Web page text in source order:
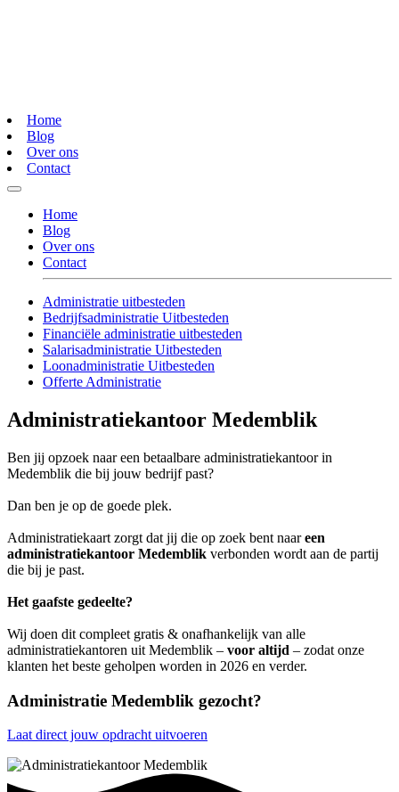
Home
Blog
Over ons
Contact
Home
Blog
Over ons
Contact
Administratie uitbesteden
Bedrijfsadministratie Uitbesteden
Financiële administratie uitbesteden
Salarisadministratie Uitbesteden
Loonadministratie Uitbesteden
Offerte Administratie
Administratiekantoor Medemblik
Ben jij opzoek naar een betaalbare administratiekantoor in
Medemblik die bij jouw bedrijf past?
Dan ben je op de goede plek.
Administratiekaart zorgt dat jij die op zoek bent naareen
administratiekantoor Medemblik verbonden wordt aan de partij
die bij je past.
Het gaafste gedeelte?
Wij doen dit compleet gratis & onafhankelijk van alle
administratiekantoren uit Medemblik – voor altijd – zodat onze
klanten het beste geholpen worden in 2026 en verder.
Administratie Medemblik gezocht?
Laat direct jouw opdracht uitvoeren